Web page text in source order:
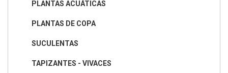
PLANTAS ACUÁTICAS
PLANTAS DE COPA
SUCULENTAS
TAPIZANTES - VIVACES